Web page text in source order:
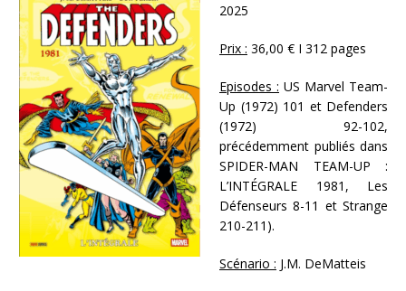
2025
Prix : 36,00 € I 312 pages
Episodes : US Marvel Team-
Up (1972) 101 et Defenders
(1972) 92-102,
précédemment publiés dans
SPIDER-MAN TEAM-UP :
L’INTÉGRALE 1981, Les
Défenseurs 8-11 et Strange
210-211).
Scénario : J.M. DeMatteis